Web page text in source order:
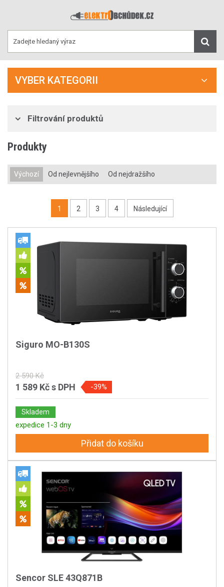
VYBER KATEGORII
Filtrování produktů
Produkty
Výchozí Od nejlevnějšího Od nejdražšího
1 2 3 4 Následující
Siguro MO-B130S
2 590 Kč
1 589 Kčs DPH -39%
Skladem
expedice 1-3 dny
Přidat do košíku
Sencor SLE 43Q871B